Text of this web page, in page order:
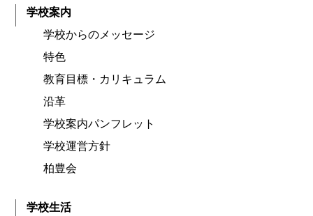
学校案内
学校からのメッセージ
特色
教育目標・カリキュラム
沿革
学校案内パンフレット
学校運営方針
柏豊会
学校生活